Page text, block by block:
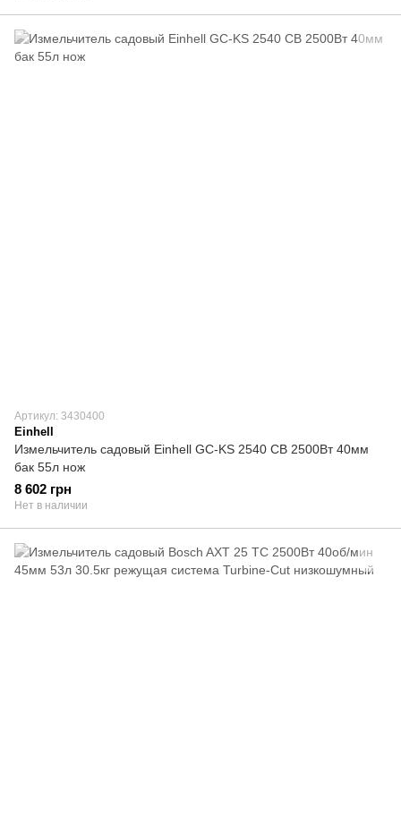
Артикул: 3430400
Einhell
Измельчитель садовый Einhell GC-KS 2540 CB 2500Вт 40мм
бак 55л нож
8 602 грн
Нет в наличии